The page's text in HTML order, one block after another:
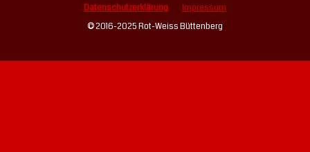
Datenschutzerklärung
Impressum
© 2016-2025 Rot-Weiss Büttenberg